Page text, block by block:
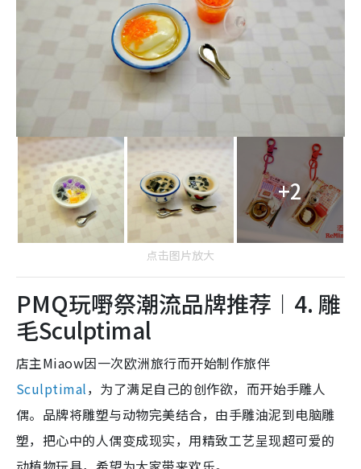
+2
点击图片放大
PMQ玩嘢祭潮流品牌推荐︱4. 雕
毛Sculptimal
店主Miaow因一次欧洲旅行而开始制作旅伴
Sculptimal，为了满足自己的创作欲，而开始手雕人
偶。品牌将雕塑与动物完美结合，由手雕油泥到电脑雕
塑，把心中的人偶变成现实，用精致工艺呈现超可爱的